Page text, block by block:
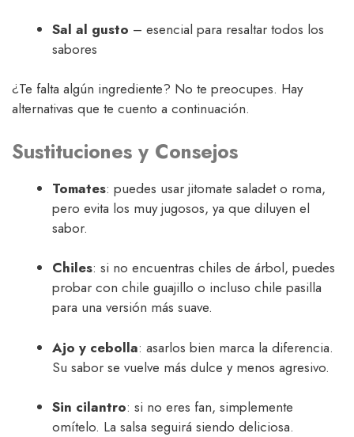
Sal al gusto – esencial para resaltar todos los
sabores
¿Te falta algún ingrediente? No te preocupes. Hay
alternativas que te cuento a continuación.
Sustituciones y Consejos
Tomates: puedes usar jitomate saladet o roma,
pero evita los muy jugosos, ya que diluyen el
sabor.
Chiles: si no encuentras chiles de árbol, puedes
probar con chile guajillo o incluso chile pasilla
para una versión más suave.
Ajo y cebolla: asarlos bien marca la diferencia.
Su sabor se vuelve más dulce y menos agresivo.
Sin cilantro: si no eres fan, simplemente
omítelo. La salsa seguirá siendo deliciosa.